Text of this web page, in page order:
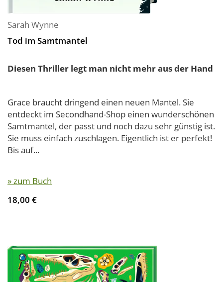
Sarah Wynne
Tod im Samtmantel
Diesen Thriller legt man nicht mehr aus der Hand
Grace braucht dringend einen neuen Mantel. Sie
entdeckt im Secondhand-Shop einen wunderschönen
Samtmantel, der passt und noch dazu sehr günstig ist.
Sie muss einfach zuschlagen. Eigentlich ist er perfekt!
Bis auf...
» zum Buch
18,00 €